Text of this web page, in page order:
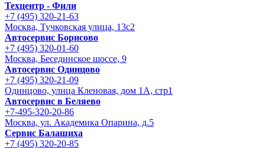
Техцентр - Фили
+7 (495) 320-21-63
Москва, Тучковская улица, 13с2
Автосервис Борисово
+7 (495) 320-01-60
Москва, Бесединское шоссе, 9
Автосервис Одинцово
+7 (495) 320-21-09
Одинцово, улица Кленовая, дом 1А, стр1
Автосервис в Беляево
+7-495-320-20-86
Москва, ул. Академика Опарина, д.5
Сервис Балашиха
+7 (495) 320-20-85